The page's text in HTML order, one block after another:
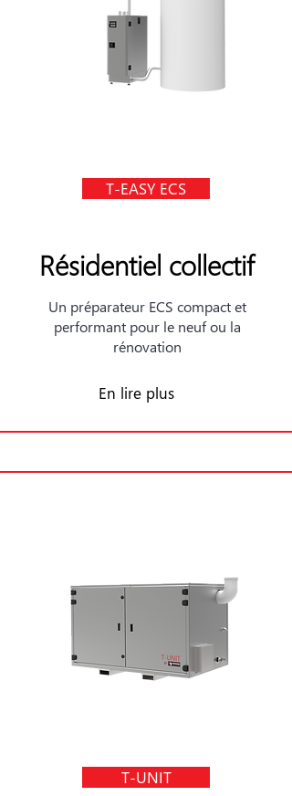
T-EASY ECS
Résidentiel collectif
Un préparateur ECS compact et
performant pour le neuf ou la
rénovation
En lire plus
T-UNIT